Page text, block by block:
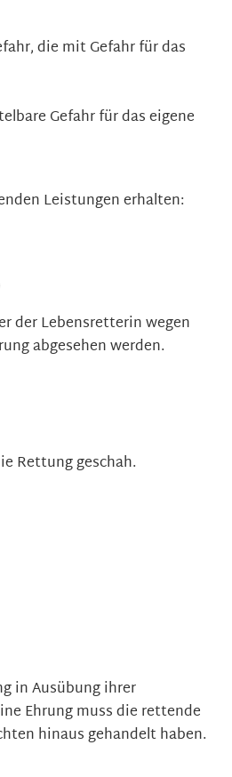
die mit Gefahr für das
Gefahr für das eigene
Leistungen erhalten:
der Lebensretterin wegen
abgesehen werden.
Rettung geschah.
in Ausübung ihrer
Ehrung muss die rettende
hinaus gehandelt haben.